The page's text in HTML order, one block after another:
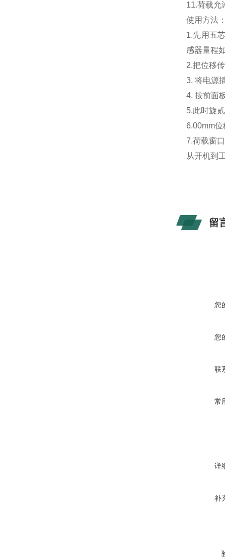
11.荷载允
使用方法
1.先用五
感器量程
2.把位移
3. 将电源
4. 按前面
5.此时旋
6.00mm
7.荷载窗
从开机到
留
您
您
联
常
详
补